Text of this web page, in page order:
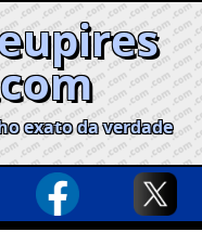
exato da verdade